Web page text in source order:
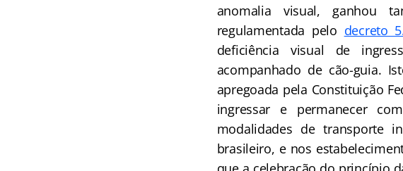
anomalia visual, ganhou
regulamentada pelo decreto
deficiência visual de
acompanhado de cão-guia.
apregoada pela Constituição
ingressar e permanecer
modalidades de transporte
brasileiro, e nos